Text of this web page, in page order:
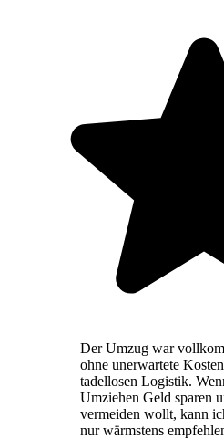
Der Umzug war
ohne unerwartete
tadellosen Logistik.
Umziehen Geld sparen
vermeiden wollt, kann
nur wärmstens